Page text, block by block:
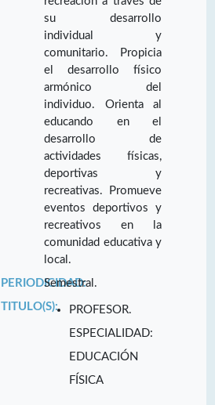
su desarrollo
individual y
comunitario. Propicia
el desarrollo físico
armónico del
individuo. Orienta al
educando en el
desarrollo de
actividades físicas,
deportivas y
recreativas. Promueve
eventos deportivos y
recreativos en la
comunidad educativa y
local.
PERIODICIDAD:
Semestral.
TITULO(S):
PROFESOR.
ESPECIALIDAD:
EDUCACIÓN
FÍSICA